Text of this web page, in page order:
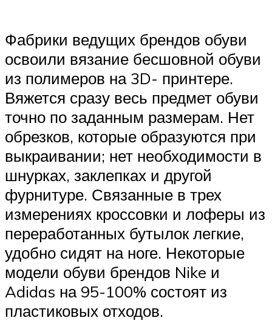
Фабрики ведущих брендов обуви
освоили вязание бесшовной обуви
из полимеров на 3D- принтере.
Вяжется сразу весь предмет обуви
точно по заданным размерам. Нет
обрезков, которые образуются при
выкраивании; нет необходимости в
шнурках, заклепках и другой
фурнитуре. Связанные в трех
измерениях кроссовки и лоферы из
переработанных бутылок легкие,
удобно сидят на ноге. Некоторые
модели обуви брендов Nike и
Adidas на 95-100% состоят из
пластиковых отходов.